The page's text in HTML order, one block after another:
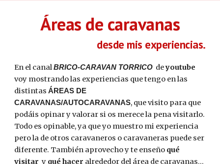
Áreas de caravanas
desde mis experiencias.
En el canalBRICO-CARAVAN TORRICO deyoutube
voy mostrando las experiencias que tengo en las
distintasÁREAS DE
CARAVANAS/AUTOCARAVANAS, que visito para que
podáis opinar y valorar si os merece la pena visitarlo.
Todo es opinable, ya que yo muestro mi experiencia
pero la de otros caravaneros o caravaneras puede ser
diferente. También aprovecho y te enseño qué
visitar y qué hacer alrededor del área de caravanas...